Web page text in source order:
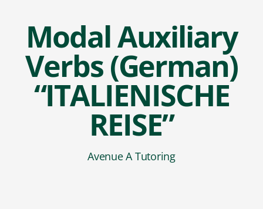
Modal Auxiliary
Verbs (German)
“ITALIENISCHE
REISE”
Avenue A Tutoring